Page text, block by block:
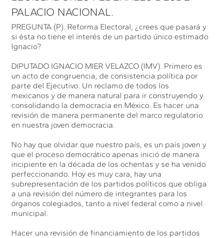
PALACIO NACIONAL.
PREGUNTA (P). Reforma Electoral, ¿crees que pasará y
si ésta no tiene el interés de un partido único estimado
Ignacio?
DIPUTADO IGNACIO MIER VELAZCO (IMV). Primero es
un acto de congruencia, de consistencia política por
parte del Ejecutivo. Un reclamo de todos los
mexicanos y de manera natural para ir construyendo y
consolidando la democracia en México. Es hacer una
revisión de manera permanente del marco regulatorio
en nuestra joven democracia.
No hay que olvidar que nuestro país, es un país joven y
que el proceso democrático apenas inició de manera
incipiente en la década de los ochentas y se ha venido
perfeccionando. Hoy es muy cara, hay una
subrepresentación de los partidos políticos que obliga
a una revisión del número de integrantes para los
órganos colegiados, tanto a nivel federal como a nivel
municipal.
Hacer una revisión de financiamiento de los partidos